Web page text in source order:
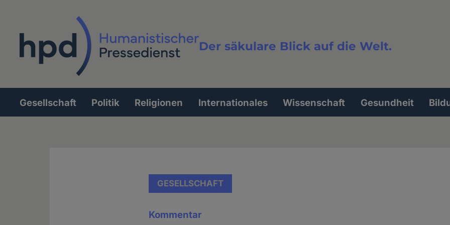
Der säkulare Blick auf die Welt.
Volltextsuche
Hauptnavigation
Gesellschaft Politik Religionen Internationales Wissenschaft Gesundheit
GESELLSCHAFT
Kommentar